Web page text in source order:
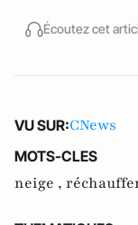
Écoutez cet
VU SUR:CNews
MOTS-CLES
neige ,